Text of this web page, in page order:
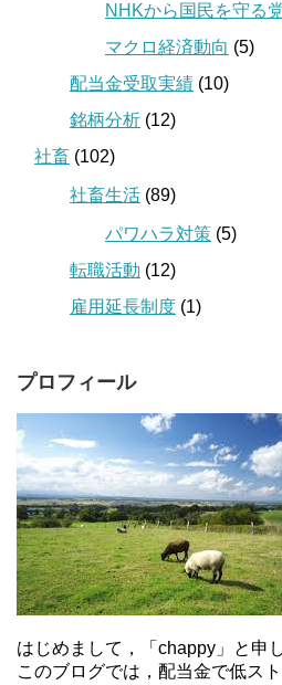
NHKから国民を守る
マクロ経済動向 (5)
配当金受取実績 (10)
銘柄分析 (12)
社畜 (102)
社畜生活 (89)
パワハラ対策 (5)
転職活動 (12)
雇用延長制度 (1)
プロフィール
はじめまして，「chappy」と申
このブログでは，配当金で低ス